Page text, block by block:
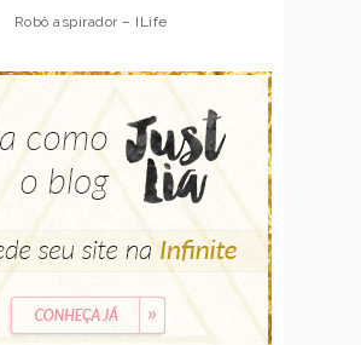
Robô aspirador – Multilaser